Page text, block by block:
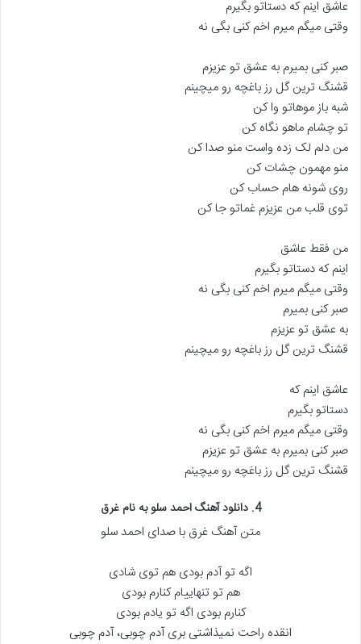
عاشق اینم که دستاتو بگیرم
وقتی میگم میرم اخم کنی بگی نه
صبر کنی بمیرم به عشق تو عزیزم
قشنگ ترین گل رز باغچه رو میچینم
شبه باز موهاتو وا کن
تو چشام ماهو نگاه کن
من دلم لک زده واست منو صدا کن
منو مهمون چشات کن
روی شونه هام حساب کن
توی قلب من عزیزم غماتو جا کن
من فقط عاشق
اینم که دستاتو بگیرم
وقتی میگم میرم اخم کنی بگی نه
صبر کنی بمیرم
به عشق تو عزیزم
قشنگ ترین گل رز باغچه رو میچینم
عاشق اینم که
دستاتو بگیرم
وقتی میگم میرم اخم کنی بگی نه
صبر کنی بمیرم به عشق تو عزیزم
قشنگ ترین گل رز باغچه رو میچینم
4. دانلود آهنگ احمد سلو به نام غرق
متن آهنگ غرق با صدای احمد سلو
اگه تو آدم بودی هم توی شادی
هم تو تنهاییام کنارم بودی
کنارم بودی اگه تو یادم بودی
انقده راحت نمیذاشتی بری آدم چوبی، آدم چوبی